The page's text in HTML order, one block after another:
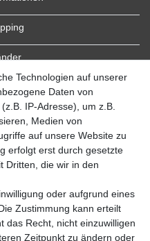
Technologien auf unserer
Daten von
IP-Adresse), um z.B.
Medien von
auf unsere Website zu
erfolgt erst durch gesetzte
Dritten, die wir in den
oder aufgrund eines
Zustimmung kann erteilt
das Recht, nicht einzuwilligen
Zeitpunkt zu ändern oder